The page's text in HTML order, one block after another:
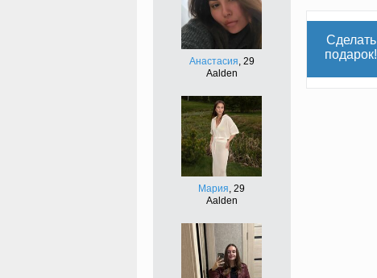
Анастасия, 29
Aalden
Мария, 29
Aalden
Сделать
подарок!